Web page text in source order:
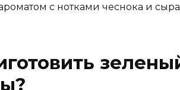
с нотками чеснока и